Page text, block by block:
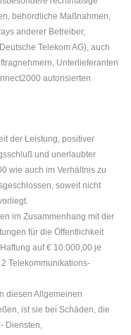
behördliche Maßnahmen,
anderer Betreiber,
Telekom AG), auch
Unterlieferanten
autorisierten
der Leistung, positiver
und unerlaubter
wie auch im Verhältnis zu
soweit nicht
im Zusammenhang mit der
für die Öffentlichkeit
auf € 10.000,00 je
Telekommunikations-
diesen Allgemeinen
ist sie bei Schäden, die
Diensten,